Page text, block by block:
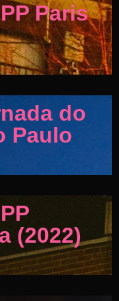
Paris
do
Paulo
(2022)